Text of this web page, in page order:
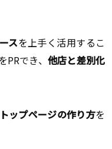
スを上手く活用するこ
でき、 他店と差別化
ップページの作り方を